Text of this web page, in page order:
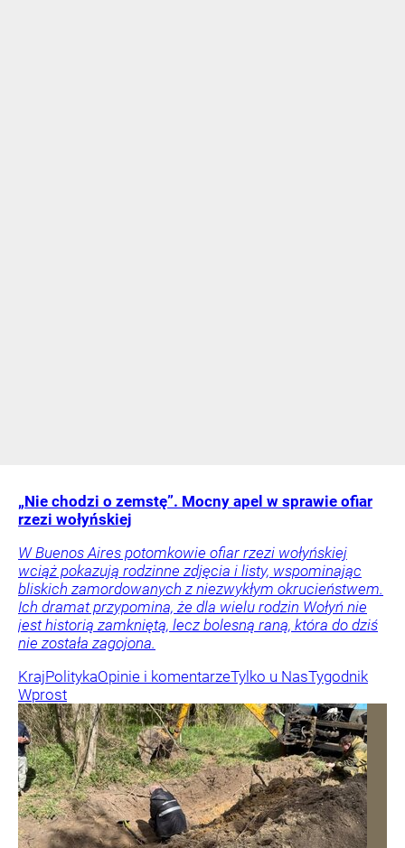
„Nie chodzi o zemstę”. Mocny apel w sprawie ofiar
rzezi wołyńskiej
W Buenos Aires potomkowie ofiar rzezi wołyńskiej
wciąż pokazują rodzinne zdjęcia i listy, wspominając
bliskich zamordowanych z niezwykłym okrucieństwem.
Ich dramat przypomina, że dla wielu rodzin Wołyń nie
jest historią zamkniętą, lecz bolesną raną, która do dziś
nie została zagojona.
KrajPolitykaOpinie i komentarzeTylko u NasTygodnik
Wprost